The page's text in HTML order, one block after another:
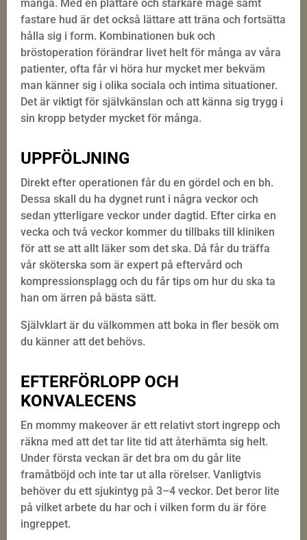
många. Med en plattare och starkare mage samt
fastare hud är det också lättare att träna och fortsätta
hålla sig i form. Kombinationen buk och
bröstoperation förändrar livet helt för många av våra
patienter, ofta får vi höra hur mycket mer bekväm
man känner sig i olika sociala och intima situationer.
Det är viktigt för självkänslan och att känna sig trygg i
sin kropp betyder mycket för många.
UPPFÖLJNING
Direkt efter operationen får du en gördel och en bh.
Dessa skall du ha dygnet runt i några veckor och
sedan ytterligare veckor under dagtid. Efter cirka en
vecka och två veckor kommer du tillbaks till kliniken
för att se att allt läker som det ska. Då får du träffa
vår sköterska som är expert på eftervård och
kompressionsplagg och du får tips om hur du ska ta
han om ärren på bästa sätt.
Självklart är du välkommen att boka in fler besök om
du känner att det behövs.
EFTERFÖRLOPP OCH
KONVALECENS
En mommy makeover är ett relativt stort ingrepp och
räkna med att det tar lite tid att återhämta sig helt.
Under första veckan är det bra om du går lite
framåtböjd och inte tar ut alla rörelser. Vanligtvis
behöver du ett sjukintyg på 3–4 veckor. Det beror lite
på vilket arbete du har och i vilken form du är före
ingreppet.